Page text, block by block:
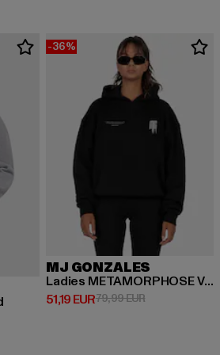
79,99 EUR
-36%
MJ GONZALES
Ladies METAMORPHOSE V.2 Heavy Oversized
51,19 EUR
Derzeitiger Preis: 51,19 EUR
79,99 EURAktionspreis: